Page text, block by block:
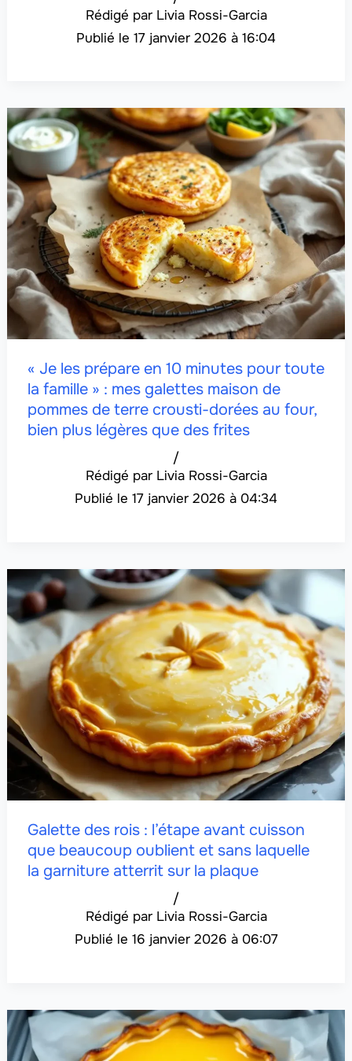
Livia Rossi-Garcia
17 janvier 2026 à 16:04
« Je les prépare en 10 minutes pour toute
la famille » : mes galettes maison de
pommes de terre crousti-dorées au four,
bien plus légères que des frites
Livia Rossi-Garcia
/
17 janvier 2026 à 04:34
Galette des rois : l’étape avant cuisson
que beaucoup oublient et sans laquelle
la garniture atterrit sur la plaque
Livia Rossi-Garcia
/
16 janvier 2026 à 06:07